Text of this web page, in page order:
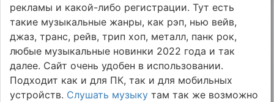
рекламы и какой-либо регистрации. Тут есть
такие музыкальные жанры, как рэп, нью вейв,
джаз, транс, рейв, трип хоп, металл, панк рок,
любые музыкальные новинки 2022 года и так
далее. Сайт очень удобен в использовании.
Подходит как и для ПК, так и для мобильных
устройств. Слушать музыку там так же возможно